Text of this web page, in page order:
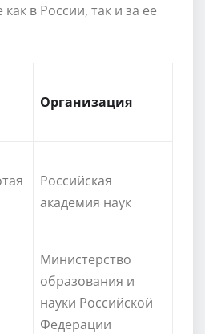
в России, так и за ее
Организация
Российская
академия наук
Министерство
образования и
науки Российской
Федерации